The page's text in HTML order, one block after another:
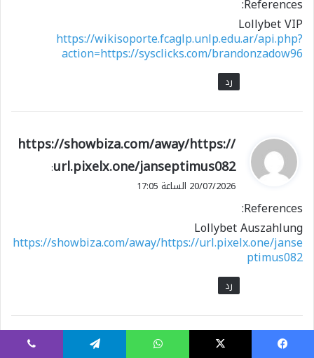
Lollybet VIP
https://wikisoporte.fcaglp.unlp.edu.ar/api.php?
action=https://sysclicks.com/brandonzadow96
رد
ي
ق
و
ل
https://showbiza.com/away/https://
url.pixelx.one/janseptimus082
:
20/07/2026 الساعة 17:05
References:
Lollybet Auszahlung
https://showbiza.com/away/https://url.pixelx.one/janse
ptimus082
رد
login.proxy.uwec.edu